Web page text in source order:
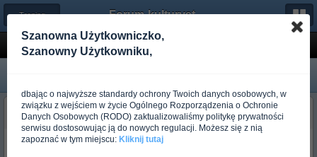
← Trening dla początkujących Forum-kulturystyka.pl
Rozpietki
jasqoo
Ponad rok temu
jak najlepiej robic rozpietki??
Szanowna Użytkowniczko,
Szanowny Użytkowniku,
dbając o najwyższe standardy ochrony Twoich danych osobowych, w
związku z wejściem w życie Ogólnego Rozporządzenia o Ochronie
Danych Osobowych (RODO) zaktualizowaliśmy politykę prywatności
serwisu dostosowując ją do nowych regulacji. Możesz się z nią
zapoznać w tym miejscu: Kliknij tutaj